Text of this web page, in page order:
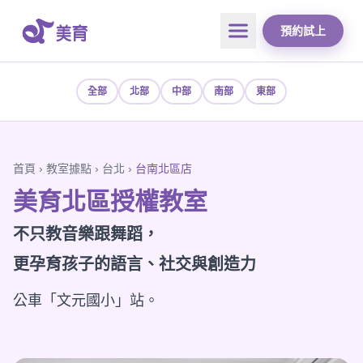
預約試上
全部 北部 中部 南部 東部
首頁 › 教室據點 › 台北 › 台南北區店
美育北區授權教室
不只教音樂跟舞蹈，
更孕育孩子的語言、社交與創造力
公車「文元國小」站。